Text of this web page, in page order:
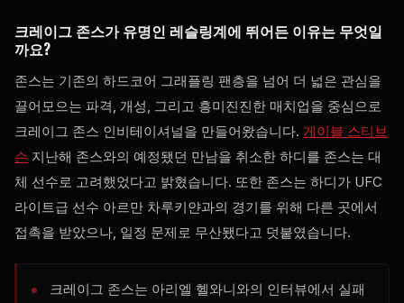
크레이그 존스가 유명인 레슬링계에 뛰어든 이유는 무엇일
까요?
존스는 기존의 하드코어 그래플링 팬층을 넘어 더 넓은 관심을
끌어모으는 파격, 개성, 그리고 흥미진진한 매치업을 중심으로
크레이그 존스 인비테이셔널을 만들어왔습니다. 게이블 스티브
슨 지난해 존스와의 예정됐던 만남을 취소한 하디를 존스는 대
체 선수로 고려했었다고 밝혔습니다. 또한 존스는 하디가 UFC
라이트급 선수 아르만 차루키얀과의 경기를 위해 다른 곳에서
접촉을 받았으나, 일정 문제로 무산됐다고 덧붙였습니다.
크레이그 존스는 아리엘 헬와니와의 인터뷰에서 실패